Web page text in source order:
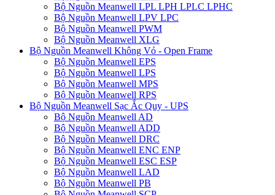
Bộ Nguồn Meanwell LPL LPH LPLC LPHC
Bộ Nguồn Meanwell LPV LPC
Bộ Nguồn Meanwell PWM
Bộ Nguồn Meanwell XLG
Bộ Nguồn Meanwell Không Vỏ - Open Frame
Bộ Nguồn Meanwell EPS
Bộ Nguồn Meanwell LPS
Bộ Nguồn Meanwell MPS
Bộ Nguồn Meanwell RPS
Bộ Nguồn Meanwell Sạc Ắc Quy - UPS
Bộ Nguồn Meanwell AD
Bộ Nguồn Meanwell ADD
Bộ Nguồn Meanwell DRC
Bộ Nguồn Meanwell ENC ENP
Bộ Nguồn Meanwell ESC ESP
Bộ Nguồn Meanwell LAD
Bộ Nguồn Meanwell PB